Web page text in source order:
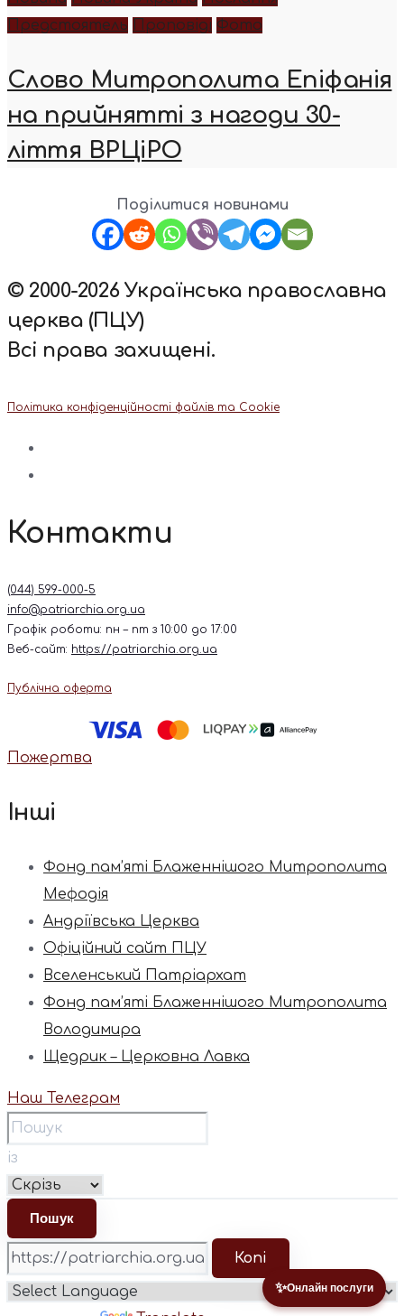
✨Онлайн послуги
Предстоятель
Проповіді Фото
Слово Митрополита Епіфанія
на прийнятті з нагоди 30-
ліття ВРЦіРО
Поділитися новинами
© 2000-2026 Українська православна
церква (ПЦУ)
Всі права захищені.
Політика конфіденційності файлів та Cookie
Контакти
(044) 599-000-5
info@patriarchia.org.ua
Графік роботи: пн – пт з 10:00 до 17:00
Веб-сайт: https://patriarchia.org.ua
Публічна оферта
Пожертва
Інші
Фонд пам’яті Блаженнішого Митрополита
Мефодія
Андріївська Церква
Офіційний сайт ПЦУ
Вселенський Патріархат
Фонд пам’яті Блаженнішого Митрополита
Володимира
Щедрик – Церковна Лавка
Наш Телеграм
із
Копі